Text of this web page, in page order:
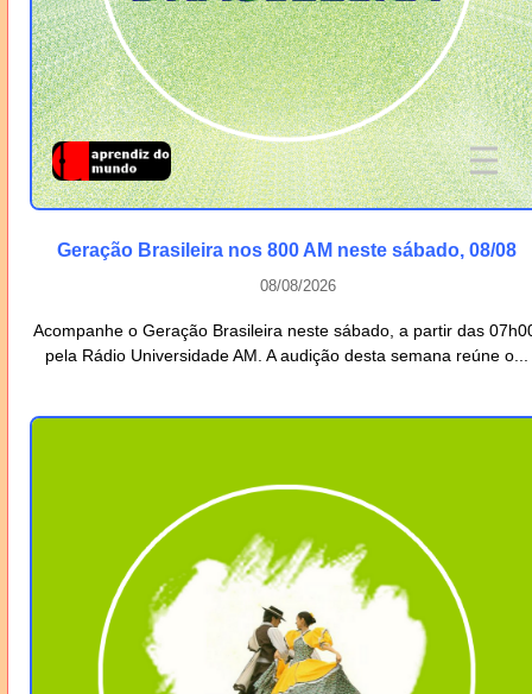
Geração Brasileira nos 800 AM neste sábado, 08/08
08/08/2026
Acompanhe o Geração Brasileira neste sábado, a partir das
pela Rádio Universidade AM. A audição desta semana reúne o...